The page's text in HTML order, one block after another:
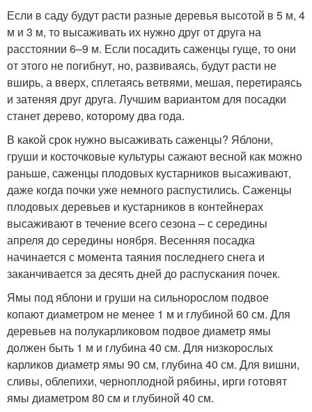
Если в саду будут расти разные деревья высотой в 5 м, 4
м и 3 м, то высаживать их нужно друг от друга на
расстоянии 6–9 м. Если посадить саженцы гуще, то они
от этого не погибнут, но, развиваясь, будут расти не
вширь, а вверх, сплетаясь ветвями, мешая, перетираясь
и затеняя друг друга. Лучшим вариантом для посадки
станет дерево, которому два года.
В какой срок нужно высаживать саженцы? Яблони,
груши и косточковые культуры сажают весной как можно
раньше, саженцы плодовых кустарников высаживают,
даже когда почки уже немного распустились. Саженцы
плодовых деревьев и кустарников в контейнерах
высаживают в течение всего сезона – с середины
апреля до середины ноября. Весенняя посадка
начинается с момента таяния последнего снега и
заканчивается за десять дней до распускания почек.
Ямы под яблони и груши на сильнорослом подвое
копают диаметром не менее 1 м и глубиной 60 см. Для
деревьев на полукарликовом подвое диаметр ямы
должен быть 1 м и глубина 40 см. Для низкорослых
карликов диаметр ямы 90 см, глубина 40 см. Для вишни,
сливы, облепихи, черноплодной рябины, ирги готовят
ямы диаметром 80 см и глубиной 40 см.